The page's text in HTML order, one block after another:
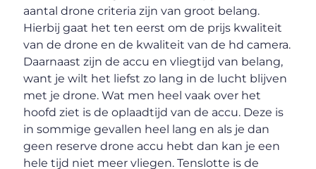
aantal drone criteria zijn van groot belang.
Hierbij gaat het ten eerst om de prijs kwaliteit
van de drone en de kwaliteit van de hd camera.
Daarnaast zijn de accu en vliegtijd van belang,
want je wilt het liefst zo lang in de lucht blijven
met je drone. Wat men heel vaak over het
hoofd ziet is de oplaadtijd van de accu. Deze is
in sommige gevallen heel lang en als je dan
geen reserve drone accu hebt dan kan je een
hele tijd niet meer vliegen. Tenslotte is de